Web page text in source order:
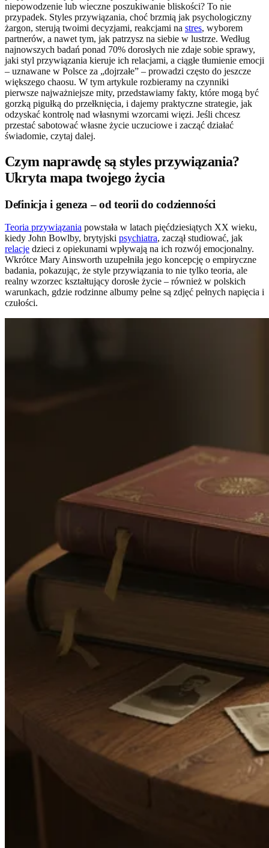
niepowodzenie lub wieczne poszukiwanie bliskości? To nie
przypadek. Styles przywiązania, choć brzmią jak psychologiczny
żargon, sterują twoimi decyzjami, reakcjami na stres, wyborem
partnerów, a nawet tym, jak patrzysz na siebie w lustrze. Według
najnowszych badań ponad 70% dorosłych nie zdaje sobie sprawy,
jaki styl przywiązania kieruje ich relacjami, a ciągłe tłumienie emocji
– uznawane w Polsce za „dojrzałe” – prowadzi często do jeszcze
większego chaosu. W tym artykule rozbieramy na czynniki
pierwsze najważniejsze mity, przedstawiamy fakty, które mogą być
gorzką pigułką do przełknięcia, i dajemy praktyczne strategie, jak
odzyskać kontrolę nad własnymi wzorcami więzi. Jeśli chcesz
przestać sabotować własne życie uczuciowe i zacząć działać
świadomie, czytaj dalej.
Czym naprawdę są styles przywiązania?
Ukryta mapa twojego życia
Definicja i geneza – od teorii do codzienności
Teoria przywiązania powstała w latach pięćdziesiątych XX wieku,
kiedy John Bowlby, brytyjski psychiatra, zaczął studiować, jak
relacje dzieci z opiekunami wpływają na ich rozwój emocjonalny.
Wkrótce Mary Ainsworth uzupełniła jego koncepcję o empiryczne
badania, pokazując, że style przywiązania to nie tylko teoria, ale
realny wzorzec kształtujący dorosłe życie – również w polskich
warunkach, gdzie rodzinne albumy pełne są zdjęć pełnych napięcia i
czułości.